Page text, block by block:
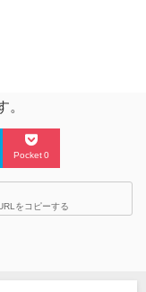
。
Pocket0
をコピーする